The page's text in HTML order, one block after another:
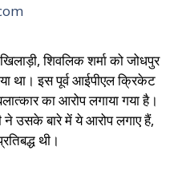
शिवलिक शर्मा को जोधपुर
था। इस पूर्व आईपीएल क्रिकेट
का आरोप लगाया गया है।
ने उसके बारे में ये आरोप लगाए हैं,
थी।